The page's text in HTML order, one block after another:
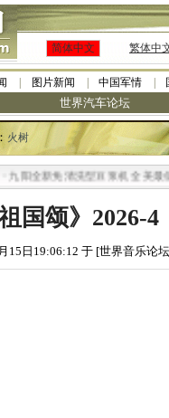
简体中文 繁体中
图片新闻 中国军情
世界汽车论坛
火树
阳全新免清洗型豆浆机 全美最低
祖国颂》2026-4
15日19:06:12 于 [世界音乐论